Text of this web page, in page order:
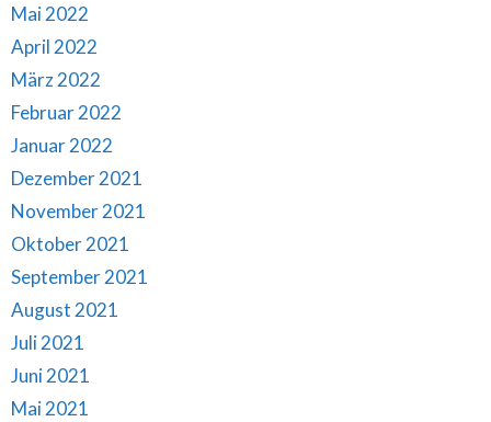
Mai 2022
April 2022
März 2022
Februar 2022
Januar 2022
Dezember 2021
November 2021
Oktober 2021
September 2021
August 2021
Juli 2021
Juni 2021
Mai 2021